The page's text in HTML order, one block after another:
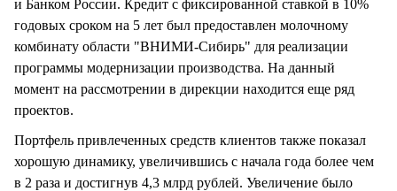
и Банком России. Кредит с фиксированной ставкой в 10%
годовых сроком на 5 лет был предоставлен молочному
комбинату области "ВНИМИ-Сибирь" для реализации
программы модернизации производства. На данный
момент на рассмотрении в дирекции находится еще ряд
проектов.
Портфель привлеченных средств клиентов также показал
хорошую динамику, увеличившись с начала года более чем
в 2 раза и достигнув 4,3 млрд рублей. Увеличение было